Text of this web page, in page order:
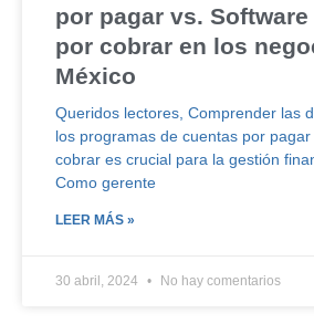
por pagar vs.
por cobrar en los
México
Queridos lectores, Comprender las
los programas de cuentas por
cobrar es crucial para la gestión
Como gerente
LEER MÁS »
30 abril, 2024 No hay comentarios